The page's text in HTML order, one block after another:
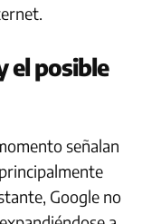
el posible
señalan
Google no